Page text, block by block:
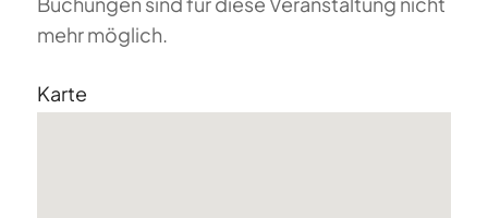
mehr möglich.
Karte